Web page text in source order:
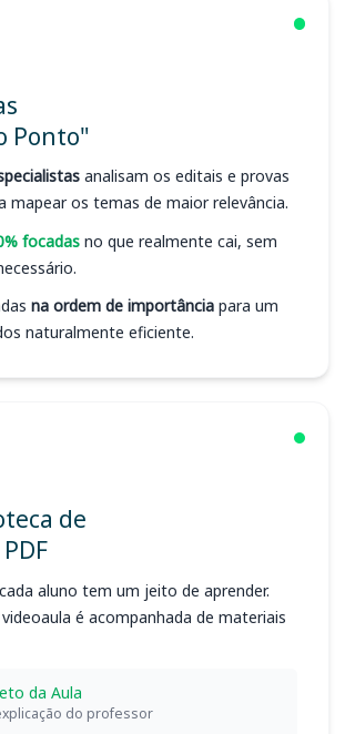
Ponto"
analisam os editais e provas
mapear os temas de maior relevância.
focadas no que realmente cai, sem
na ordem de importância para um
naturalmente eficiente.
de
aluno tem um jeito de aprender.
é acompanhada de materiais
da Aula
do professor